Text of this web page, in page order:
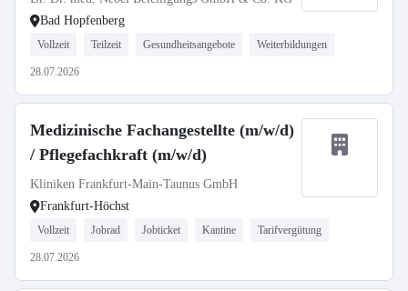
Bad Hopfenberg
Vollzeit Teilzeit Gesundheitsangebote Weiterbildungen
28.07.2026
Medizinische Fachangestellte (m/w/d)
/ Pflegefachkraft (m/w/d)
Kliniken Frankfurt-Main-Taunus GmbH
Frankfurt-Höchst
Vollzeit Jobrad Jobticket Kantine Tarifvergütung
28.07.2026